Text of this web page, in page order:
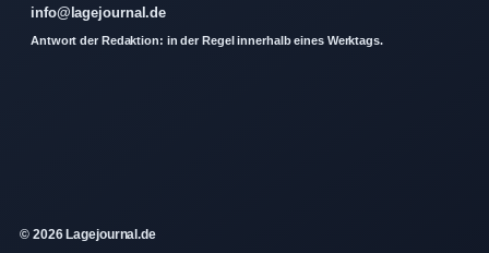
info@lagejournal.de
Antwort der Redaktion: in der Regel innerhalb eines Werktags.
© 2026 Lagejournal.de